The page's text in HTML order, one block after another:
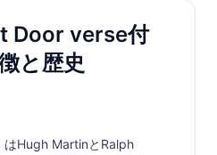
Door verse付
と歴史
はHugh MartinとRalph